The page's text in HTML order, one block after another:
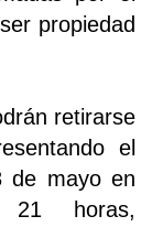
propiedad
retirarse
el
de mayo en
horas,